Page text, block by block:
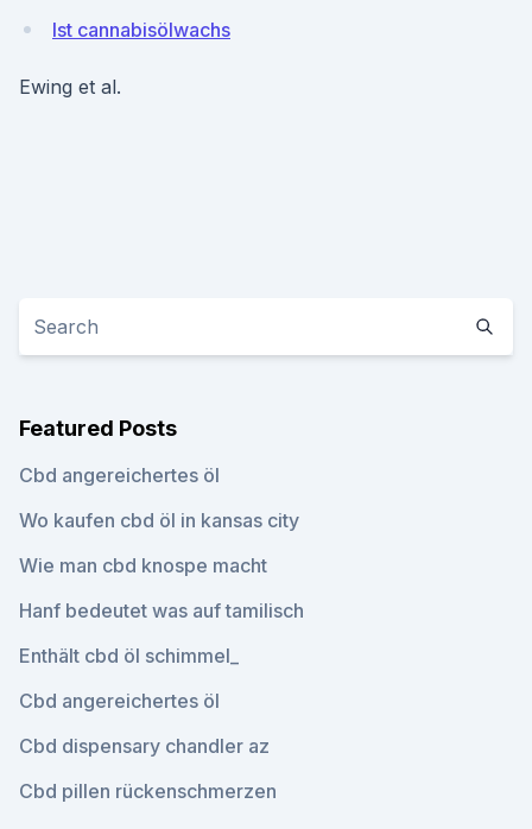
Ist cannabisölwachs
Ewing et al.
Featured Posts
Cbd angereichertes öl
Wo kaufen cbd öl in kansas city
Wie man cbd knospe macht
Hanf bedeutet was auf tamilisch
Enthält cbd öl schimmel_
Cbd angereichertes öl
Cbd dispensary chandler az
Cbd pillen rückenschmerzen